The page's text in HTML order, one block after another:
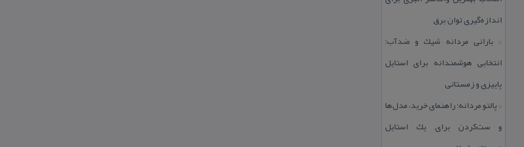
اندازه‌گیری توان برق
:: بارانی مردانه شیك و ضدآب؛
انتخابی هوشمندانه برای استایل
پاییزی و زمستانی
:: پالتو مردانه؛ راهنمای خرید، مدل‌ها
و ست‌كردن برای یك استایل